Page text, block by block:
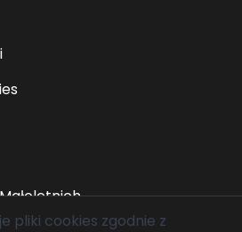
pliki cookies zgodnie z